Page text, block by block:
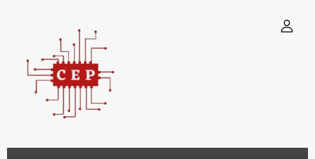
Connexion ×
You need to be logged in to save products in your wish list.